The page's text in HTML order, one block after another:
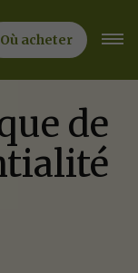
Où acheter
de